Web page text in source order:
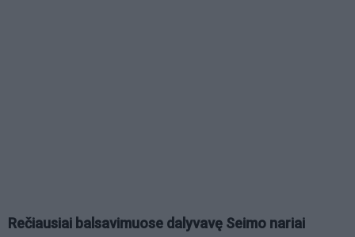
Rečiausiai balsavimuose dalyvavę Seimo nariai